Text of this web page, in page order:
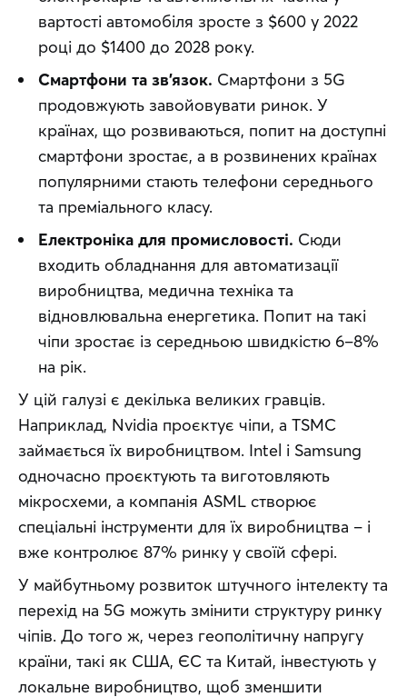
вартості автомобіля зросте з $600 у 2022
році до $1400 до 2028 року.
Смартфони та зв’язок. Смартфони з 5G
продовжують завойовувати ринок. У
країнах, що розвиваються, попит на доступні
смартфони зростає, а в розвинених країнах
популярними стають телефони середнього
та преміального класу.
Електроніка для промисловості. Сюди
входить обладнання для автоматизації
виробництва, медична техніка та
відновлювальна енергетика. Попит на такі
чіпи зростає із середньою швидкістю 6–8%
на рік.
У цій галузі є декілька великих гравців.
Наприклад, Nvidia проєктує чіпи, а TSMC
займається їх виробництвом. Intel і Samsung
одночасно проєктують та виготовляють
мікросхеми, а компанія ASML створює
спеціальні інструменти для їх виробництва – і
вже контролює 87% ринку у своїй сфері.
У майбутньому розвиток штучного інтелекту та
перехід на 5G можуть змінити структуру ринку
чіпів. До того ж, через геополітичну напругу
країни, такі як США, ЄС та Китай, інвестують у
локальне виробництво, щоб зменшити